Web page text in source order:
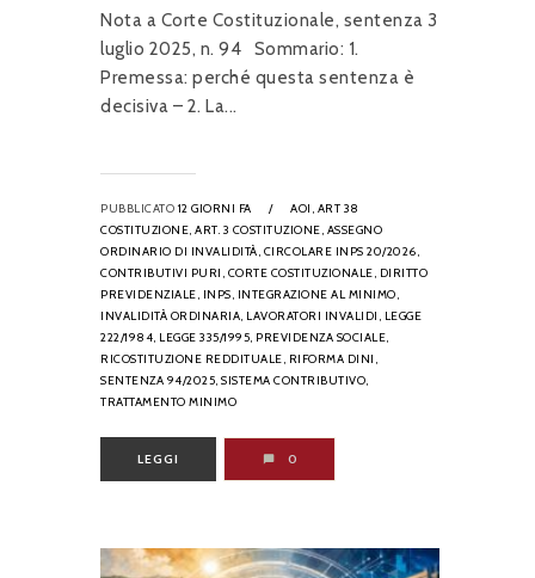
Nota a Corte Costituzionale, sentenza 3
luglio 2025, n. 94 Sommario: 1.
Premessa: perché questa sentenza è
decisiva – 2. La...
PUBBLICATO 12 GIORNI FA / AOI, ART 38
COSTITUZIONE, ART. 3 COSTITUZIONE, ASSEGNO
ORDINARIO DI INVALIDITÀ, CIRCOLARE INPS 20/2026,
CONTRIBUTIVI PURI, CORTE COSTITUZIONALE, DIRITTO
PREVIDENZIALE, INPS, INTEGRAZIONE AL MINIMO,
INVALIDITÀ ORDINARIA, LAVORATORI INVALIDI, LEGGE
222/1984, LEGGE 335/1995, PREVIDENZA SOCIALE,
RICOSTITUZIONE REDDITUALE, RIFORMA DINI,
SENTENZA 94/2025, SISTEMA CONTRIBUTIVO,
TRATTAMENTO MINIMO
LEGGI 0